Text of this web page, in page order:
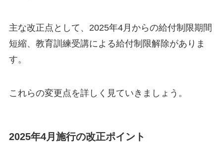
主な改正点として、2025年4月からの給付制限期間
短縮、教育訓練受講による給付制限解除がありま
す。
これらの変更点を詳しく見ていきましょう。
2025年4月施行の改正ポイント